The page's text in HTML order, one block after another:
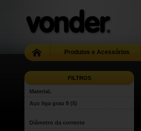
Produtos e Acessórios
FILTROS
Material.
Aço liga grau 8 (5)
Diâmetro da corrente